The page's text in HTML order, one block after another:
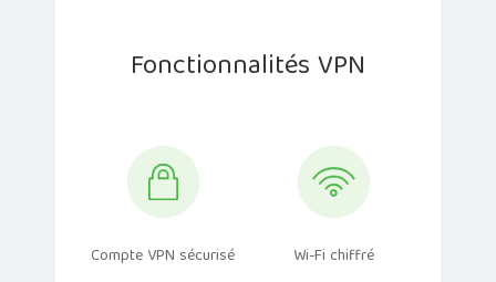
Fonctionnalités VPN
Compte VPN sécurisé Wi-Fi chiffré